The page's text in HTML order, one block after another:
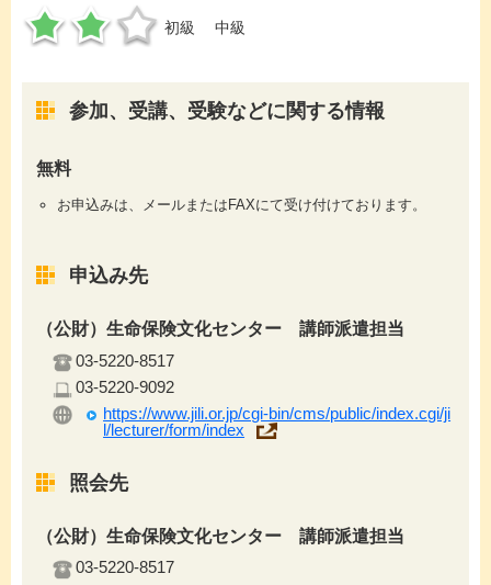
初級 中級
参加、受講、受験などに関する情報
無料
お申込みは、メールまたはFAXにて受け付けております。
申込み先
（公財）生命保険文化センター 講師派遣担当
03-5220-8517
03-5220-9092
https://www.jili.or.jp/cgi-bin/cms/public/index.cgi/ji
l/lecturer/form/index
照会先
（公財）生命保険文化センター 講師派遣担当
03-5220-8517